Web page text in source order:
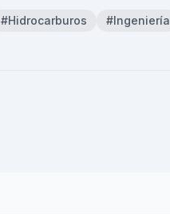
#Hidrocarburos #Ingeniería